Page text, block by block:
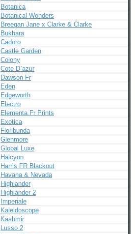
Botanica
Botanical Wonders
Breegan Jane x Clarke & Clarke
Bukhara
Cadoro
Castle Garden
Colony
Cote D`azur
Dawson Fr
Eden
Edgeworth
Electro
Elementa Fr Prints
Exotica
Floribunda
Glenmore
Global Luxe
Halcyon
Harris FR Blackout
Havana & Nevada
Highlander
Highlander 2
Imperiale
Kaleidoscope
Kashmir
Lusso 2